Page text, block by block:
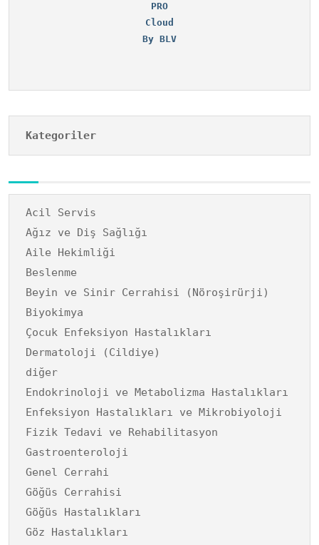
PRO
Cloud
By BLV
Kategoriler
Acil Servis
Ağız ve Diş Sağlığı
Aile Hekimliği
Beslenme
Beyin ve Sinir Cerrahisi (Nöroşirürji)
Biyokimya
Çocuk Enfeksiyon Hastalıkları
Dermatoloji (Cildiye)
diğer
Endokrinoloji ve Metabolizma Hastalıkları
Enfeksiyon Hastalıkları ve Mikrobiyoloji
Fizik Tedavi ve Rehabilitasyon
Gastroenteroloji
Genel Cerrahi
Göğüs Cerrahisi
Göğüs Hastalıkları
Göz Hastalıkları